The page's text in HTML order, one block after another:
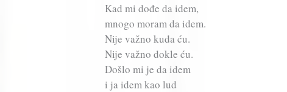
Kad mi dođe da idem,
mnogo moram da idem.
Nije važno kuda ću.
Nije važno dokle ću.
Došlo mi je da idem
i ja idem kao lud